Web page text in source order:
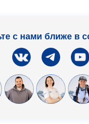
с нами ближе в